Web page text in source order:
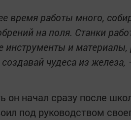
время работы много,
на поля. Станки
инструменты и материалы,
чудеса из
он начал сразу после
под руководством